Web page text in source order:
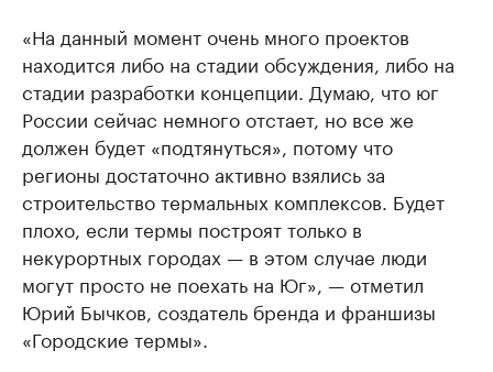
«На данный момент очень много проектов
находится либо на стадии обсуждения, либо на
стадии разработки концепции. Думаю, что юг
России сейчас немного отстает, но все же
должен будет «подтянуться», потому что
регионы достаточно активно взялись за
строительство термальных комплексов. Будет
плохо, если термы построят только в
некурортных городах — в этом случае люди
могут просто не поехать на Юг», — отметил
Юрий Бычков, создатель бренда и франшизы
«Городские термы».